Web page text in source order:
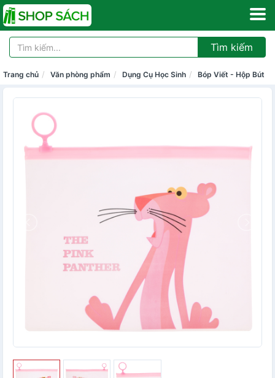
Tìm kiếm
Trang chủ Văn phòng phẩm Dụng Cụ Học Sinh Bóp Viết - Hộp Bút